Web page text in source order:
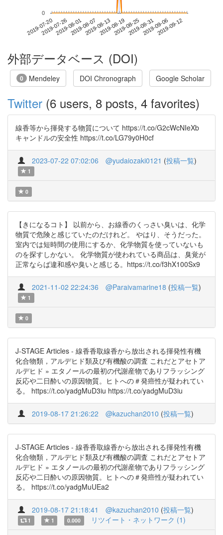
2019-07-202019-07-262019-08-012019-08-072019-08-132019-08-192019-08-252019-08-312019-09-062019-09-12
0
外部データベース (DOI)
0 Mendeley DOI Chronograph Google Scholar
Twitter (6 users, 8 posts, 4 favorites)
線香等から揮発する物質について https://t.co/G2cWcNIeXb
キャンドルの安全性 https://t.co/LG79y0H0cf
2023-07-22 07:02:06 @yudaiozaki0121 (投稿一覧)
1
0
【きになるコト】 以前から、お線香のくっさい臭いは、化学
物質で危険と感じていたのだけれど。 やはり、そうだった。
室内では短時間の使用にするか、化学物質を使っていないも
のを探すしかない。 化学物質が使われている商品は、臭覚が
正常ならば違和感や臭いと感じる。https://t.co/f3hX100Sx9
2021-11-02 22:24:36 @Paraivamarine18 (投稿一覧)
1
0
J-STAGE Articles - 線香香取線香から放出される揮発性有機
化合物類，アルデヒド類及び有機酸の調査 これだとアセトア
ルデヒド » エタノールの最初の代謝産物でありフラッシング
反応や二日酔いの原因物質。ヒトへの＃発癌性が疑われてい
る。 https://t.co/yadgMuD3iu https://t.co/yadgMuD3iu
2019-08-17 21:26:22 @kazuchan2010 (投稿一覧)
J-STAGE Articles - 線香香取線香から放出される揮発性有機
化合物類，アルデヒド類及び有機酸の調査 これだとアセトア
ルデヒド » エタノールの最初の代謝産物でありフラッシング
反応や二日酔いの原因物質。ヒトへの＃発癌性が疑われてい
る。 https://t.co/yadgMuUEa2
2019-08-17 21:18:41 @kazuchan2010 (投稿一覧)
1 1 0.000 リツイート・ネットワーク (1)